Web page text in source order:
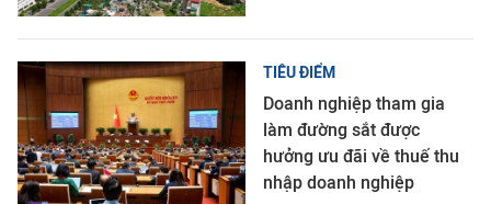
TIÊU ĐIỂM
Doanh nghiệp tham gia
làm đường sắt được
hưởng ưu đãi về thuế thu
nhập doanh nghiệp